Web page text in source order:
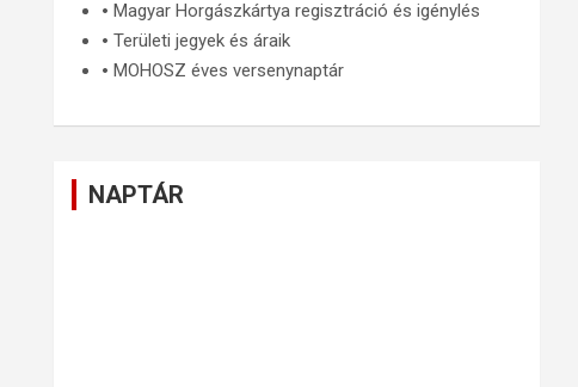
🞄Magyar Horgászkártya regisztráció és igénylés
🞄Területi jegyek és áraik
🞄MOHOSZ éves versenynaptár
NAPTÁR